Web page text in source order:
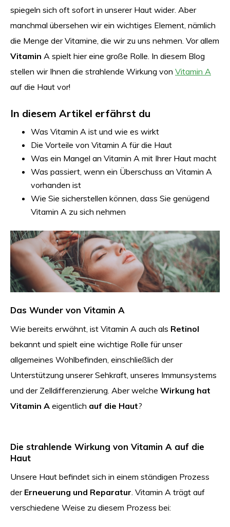
spiegeln sich oft sofort in unserer Haut wider. Aber
manchmal übersehen wir ein wichtiges Element, nämlich
die Menge der Vitamine, die wir zu uns nehmen. Vor allem
Vitamin A spielt hier eine große Rolle. In diesem Blog
stellen wir Ihnen die strahlende Wirkung von Vitamin A
auf die Haut vor!
In diesem Artikel erfährst du
Was Vitamin A ist und wie es wirkt
Die Vorteile von Vitamin A für die Haut
Was ein Mangel an Vitamin A mit Ihrer Haut macht
Was passiert, wenn ein Überschuss an Vitamin A
vorhanden ist
Wie Sie sicherstellen können, dass Sie genügend
Vitamin A zu sich nehmen
Das Wunder von Vitamin A
Wie bereits erwähnt, ist Vitamin A auch als Retinol
bekannt und spielt eine wichtige Rolle für unser
allgemeines Wohlbefinden, einschließlich der
Unterstützung unserer Sehkraft, unseres Immunsystems
und der Zelldifferenzierung. Aber welche Wirkung hat
Vitamin A eigentlich auf die Haut?
Die strahlende Wirkung von Vitamin A auf die
Haut
Unsere Haut befindet sich in einem ständigen Prozess
der Erneuerung und Reparatur . Vitamin A trägt auf
verschiedene Weise zu diesem Prozess bei: